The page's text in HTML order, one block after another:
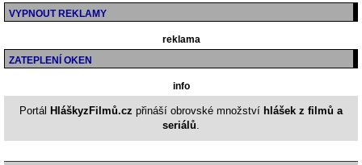
VYPNOUT REKLAMY
reklama
ZATEPLENÍ OKEN
info
Portál HláškyzFilmů.cz přináší obrovské množství hlášek z filmů a
seriálů.